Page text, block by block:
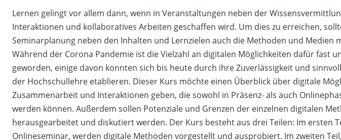
Lernen gelingt vor allem dann, wenn in Veranstaltungen neben der
Interaktionen und kollaboratives Arbeiten geschaffen wird. Um dies zu erreichen,
Seminarplanung neben den Inhalten und Lernzielen auch die Methoden und Medien
Während der Corona Pandemie ist die Vielzahl an digitalen Möglichkeiten dafür fast
geworden, einige davon konnten sich bis heute durch ihre Zuverlässigkeit und
der Hochschullehre etablieren. Dieser Kurs möchte einen Überblick über digitale
Zusammenarbeit und Interaktionen geben, die sowohl in Präsenz- als auch
werden können. Außerdem sollen Potenziale und Grenzen der einzelnen digitalen
herausgearbeitet und diskutiert werden. Der Kurs besteht aus drei Teilen: Im ersten
Onlineseminar, werden digitale Methoden vorgestellt und ausprobiert. Im zweiten